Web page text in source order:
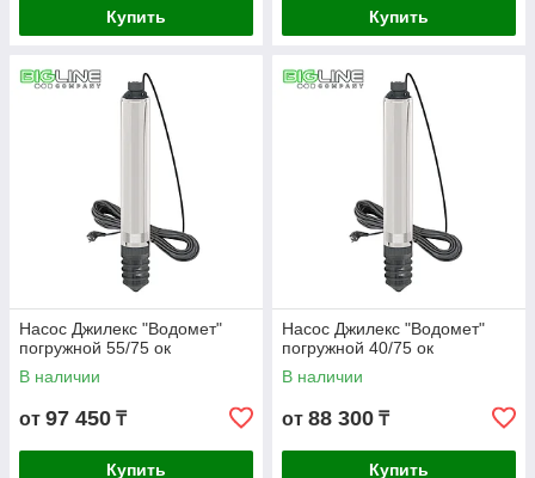
Купить Купить
Насос Джилекс "Водомет"
погружной 55/75 ок
В наличии
от 97 450 ₸
Купить
Насос Джилекс "Водомет"
погружной 40/75 ок
В наличии
от 88 300 ₸
Купить